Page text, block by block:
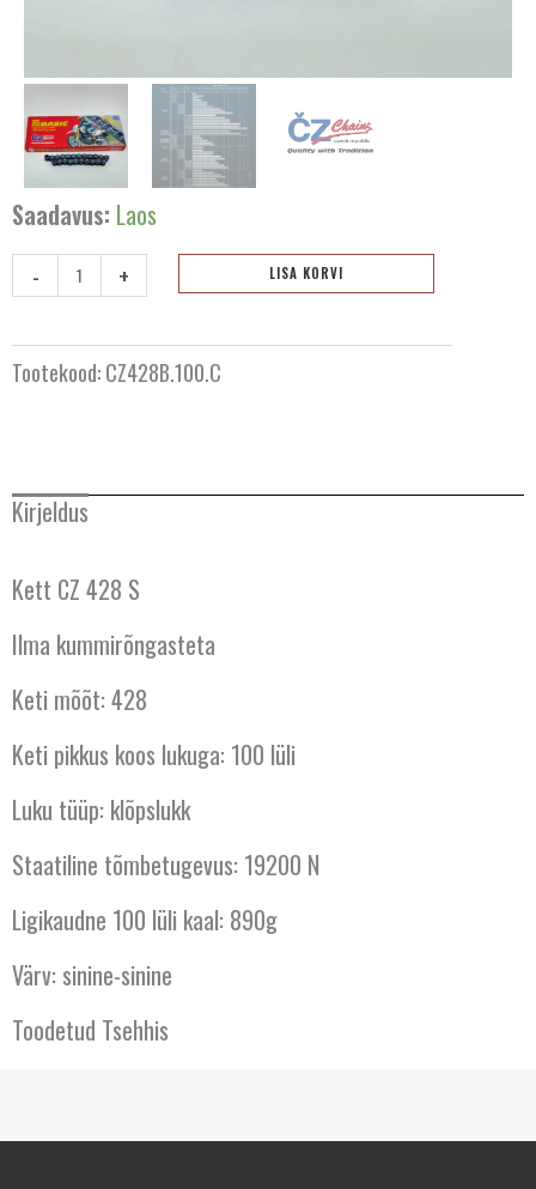
Saadavus: Laos
-
CZ
428
lüli
kogus
+ LISA KORVI
Tootekood:CZ428B.100.C
Kirjeldus
Kett CZ 428 S
Ilma kummirõngasteta
Keti mõõt: 428
Keti pikkus koos lukuga: 100 lüli
Luku tüüp: klõpslukk
Staatiline tõmbetugevus: 19200 N
Ligikaudne 100 lüli kaal: 890g
Värv: sinine-sinine
Toodetud Tsehhis